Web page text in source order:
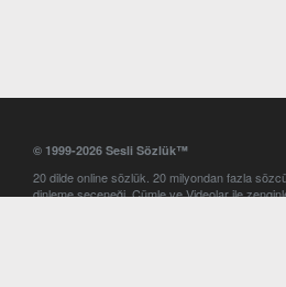
© 1999-2026 Sesli Sözlük™
20 dilde online sözlük. 20 milyondan fazla
dinleme seçeneği. Cümle ve Videolar ile